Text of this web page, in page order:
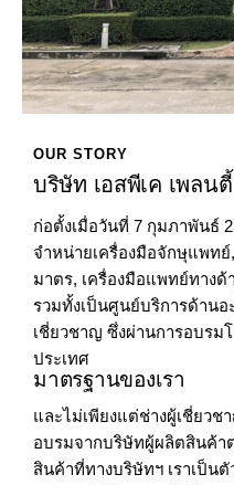
OUR STORY
บริษัท เอสพีเค เพลน
ก่อตั้งเมื่อวันที่ 7 กุมภาพันธ์
จำหน่ายเครื่องมือจักษุแพท
มาตร, เครื่องมือแพทย์ทาง
รวมทั้งเป็นศูนย์บริการด้าน
เชี่ยวชาญ ซึ่งผ่านการอบรม
ประเทศ
มาตรฐานของเรา
และไม่เพียงแต่ช่างผู้เชี่ยวช
อบรมจากบริษัทผู้ผลิตสินค้า
สินค้าที่ทางบริษัทฯ เราเป็น